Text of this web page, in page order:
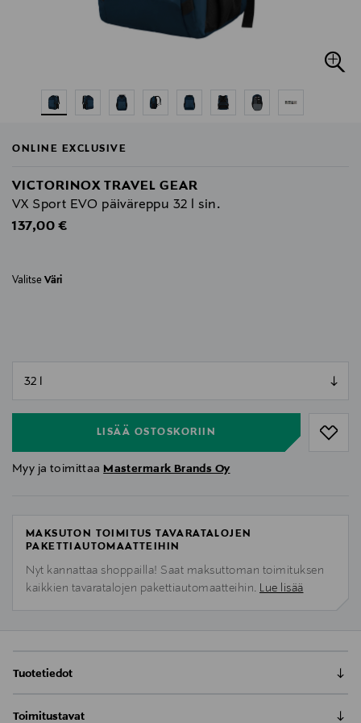
ONLINE EXCLUSIVE
VICTORINOX TRAVEL GEAR
VX Sport EVO päiväreppu 32 l sin.
Original Price
137,00 €
Valitse Väri
LISÄÄ OSTOSKORIIN
Myy ja toimittaa Mastermark Brands Oy
MAKSUTON TOIMITUS TAVARATALOJEN
PAKETTIAUTOMAATTEIHIN
Nyt kannattaa shoppailla! Saat maksuttoman toimituksen
kaikkien tavaratalojen pakettiautomaatteihin. Lue lisää
Tuotetiedot
sporttiseenkin elämäntyyliin. Reppu valmistettu
Toimitustavat